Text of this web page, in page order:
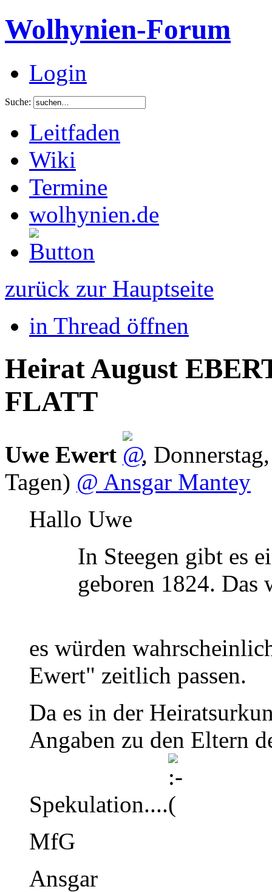
Wolhynien-Forum
Login
Suche:
Leitfaden
Wiki
Termine
wolhynien.de
zurück zur Hauptseite
in Thread öffnen
Heirat August
FLATT
Uwe Ewert ,
Tagen) @ Ansgar Mantey
Hallo Uwe
In Steegen gibt es
geboren 1824. Das
es würden
Ewert" zeitlich passen.
Da es in der
Angaben zu den Eltern
Spekulation....
MfG
Ansgar